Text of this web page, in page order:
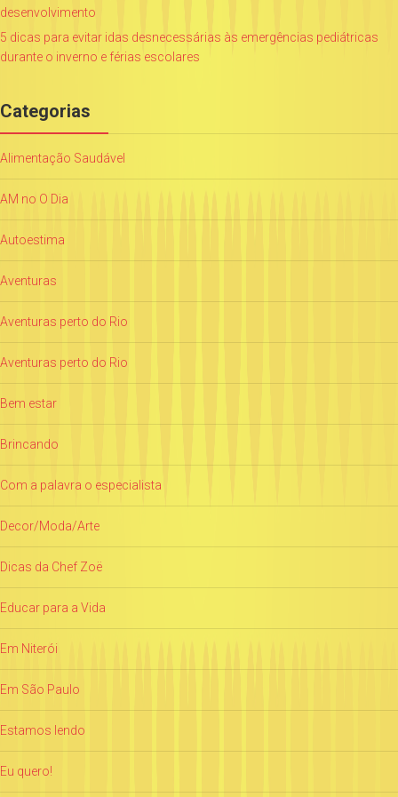
desenvolvimento
5 dicas para evitar idas desnecessárias às emergências pediátricas
durante o inverno e férias escolares
Categorias
Alimentação Saudável
AM no O Dia
Autoestima
Aventuras
Aventuras perto do Rio
Aventuras perto do Rio
Bem estar
Brincando
Com a palavra o especialista
Decor/Moda/Arte
Dicas da Chef Zoë
Educar para a Vida
Em Niterói
Em São Paulo
Estamos lendo
Eu quero!